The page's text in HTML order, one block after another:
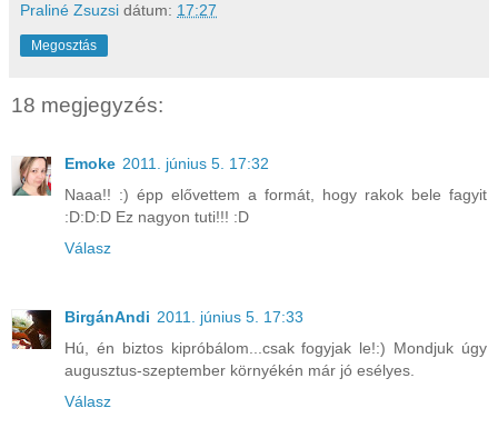
Praliné Zsuzsi dátum: 17:27
Megosztás
18 megjegyzés:
Emoke 2011. június 5. 17:32
Naaa!! :) épp elővettem a formát, hogy rakok bele fagyit
:D:D:D Ez nagyon tuti!!! :D
Válasz
BirgánAndi 2011. június 5. 17:33
Hú, én biztos kipróbálom...csak fogyjak le!:) Mondjuk úgy
augusztus-szeptember környékén már jó esélyes.
Válasz